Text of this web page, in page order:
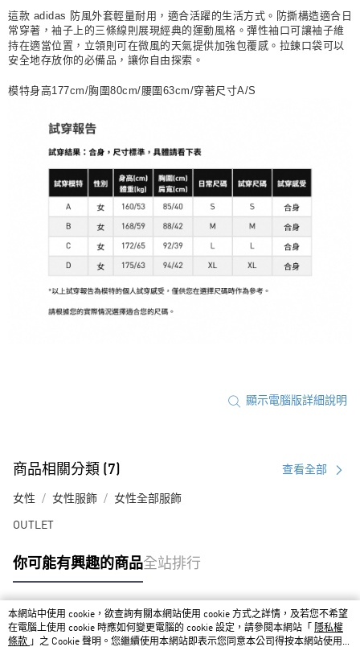
付款後門市自取
每筆NT$80，滿NT$1,500(含以上)免運費
這款 adidas 防風外套輕量耐用，適合活躍的生活方式。防撕構造適合日
常穿著，袖子上的三條線則展現經典的運動風格。彈性袖口可讓袖子維
持在適當位置，立領則可在微風的天氣提供加強包覆感。拉鍊口袋可以
安全地存放你的必備品，讓你自由探索。
模特身高177cm/胸圍80cm/腰圍63cm/穿著尺寸A/S
顯示電腦版詳細說明
商品相關分類 (7) 查看全部
女性 女性服飾 女性全部服飾
OUTLET
你可能有興趣的商品全站排行
熱門標籤
本網站中使用 cookie，欲查詢有關本網站使用 cookie 方式之詳情，及若您不希望
在電腦上使用 cookie 時應如何變更電腦的 cookie 設定，請參閱本網站「
隱私權
條款 」之 Cookie 聲明。您繼續使用本網站即表示您同意本公司得按本網站使用條